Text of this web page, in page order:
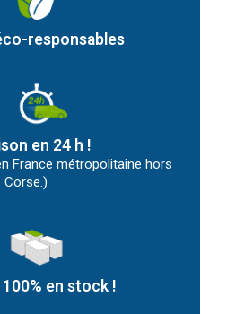
responsables
en 24 h !
France métropolitaine hors
Corse.)
en stock !